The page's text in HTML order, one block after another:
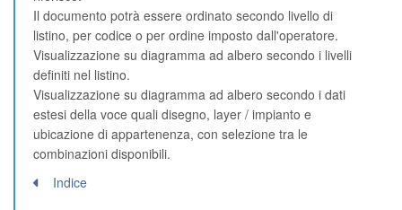
Il documento potrà essere ordinato secondo livello di
listino, per codice o per ordine imposto dall'operatore.
Visualizzazione su diagramma ad albero secondo i livelli
definiti nel listino.
Visualizzazione su diagramma ad albero secondo i dati
estesi della voce quali disegno, layer / impianto e
ubicazione di appartenenza, con selezione tra le
combinazioni disponibili.
Indice